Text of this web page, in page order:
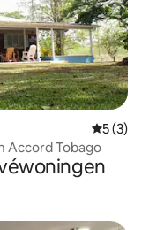
5 (3)
Accord Tobago